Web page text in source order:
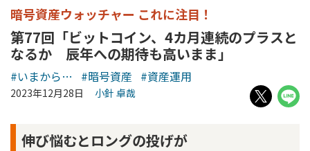
暗号資産ウォッチャー これに注目！
第77回「ビットコイン、4カ月連続のプラスと
なるか 辰年への期待も高いまま」
#いまから… #暗号資産 #資産運用
2023年12月28日 小針 卓哉
伸び悩むとロングの投げが